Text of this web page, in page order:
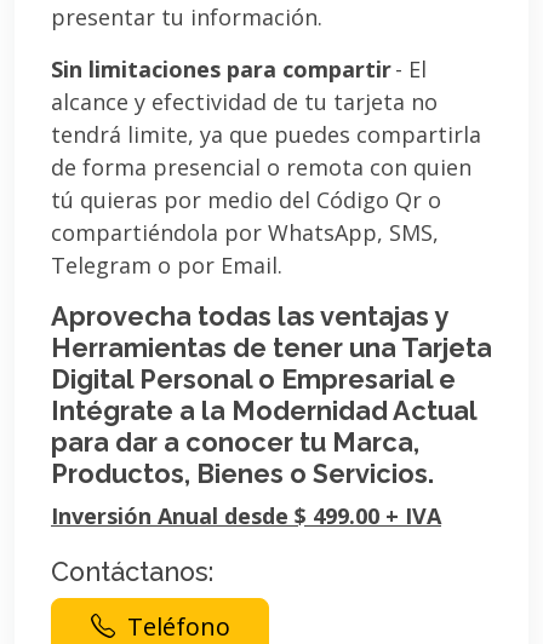
presentar tu información.
Sin limitaciones para compartir- El
alcance y efectividad de tu tarjeta no
tendrá limite, ya que puedes compartirla
de forma presencial o remota con quien
tú quieras por medio del Código Qr o
compartiéndola por WhatsApp, SMS,
Telegram o por Email.
Aprovecha todas las ventajas y
Herramientas de tener una Tarjeta
Digital Personal o Empresarial e
Intégrate a la Modernidad Actual
para dar a conocer tu Marca,
Productos, Bienes o Servicios.
Inversión Anual desde $ 499.00 + IVA
Contáctanos:
Teléfono